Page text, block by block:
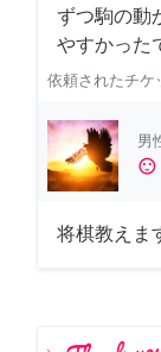
ずつ駒の動
やすかった
依頼されたチケ
男
sentiment_satisfied
将棋教えま